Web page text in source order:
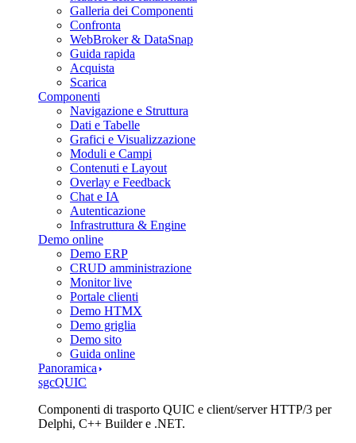
Galleria dei Componenti
Confronta
WebBroker & DataSnap
Guida rapida
Acquista
Scarica
Componenti
Navigazione e Struttura
Dati e Tabelle
Grafici e Visualizzazione
Moduli e Campi
Contenuti e Layout
Overlay e Feedback
Chat e IA
Autenticazione
Infrastruttura & Engine
Demo online
Demo ERP
CRUD amministrazione
Monitor live
Portale clienti
Demo HTMX
Demo griglia
Demo sito
Guida online
Panoramica
sgcQUIC
Componenti di trasporto QUIC e client/server HTTP/3 per
Delphi, C++ Builder e .NET.